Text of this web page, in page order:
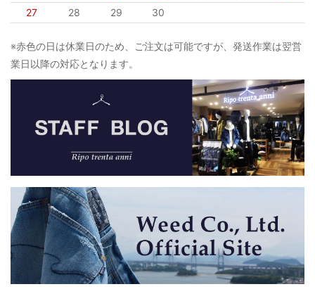
27
28 29 30
※赤色の日は休業日のため、ご注文は可能ですが、発送作業は翌営
業日以降の対応となります。